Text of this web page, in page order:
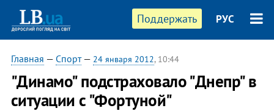
Поддержать РУС
Главная — Спорт— 24 января 2012, 10:44
"Динамо" подстраховало "Днепр" в
ситуации с "Фортуной"